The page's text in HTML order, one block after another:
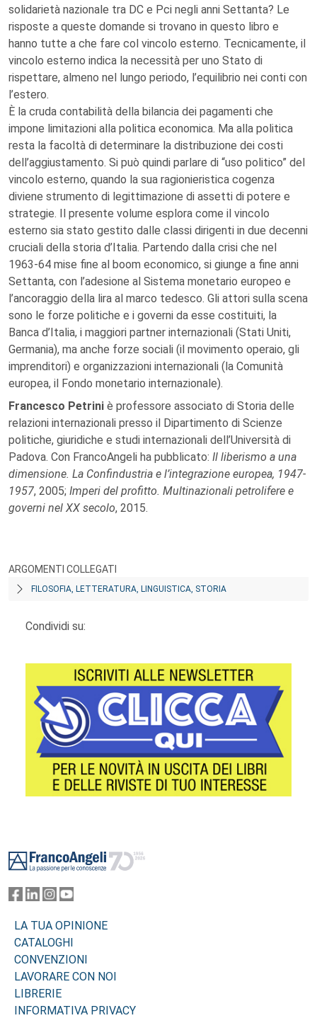
solidarietà nazionale tra DC e Pci negli anni Settanta? Le
risposte a queste domande si trovano in questo libro e
hanno tutte a che fare col vincolo esterno. Tecnicamente, il
vincolo esterno indica la necessità per uno Stato di
rispettare, almeno nel lungo periodo, l’equilibrio nei conti con
l’estero.
È la cruda contabilità della bilancia dei pagamenti che
impone limitazioni alla politica economica. Ma alla politica
resta la facoltà di determinare la distribuzione dei costi
dell’aggiustamento. Si può quindi parlare di “uso politico” del
vincolo esterno, quando la sua ragionieristica cogenza
diviene strumento di legittimazione di assetti di potere e
strategie. Il presente volume esplora come il vincolo
esterno sia stato gestito dalle classi dirigenti in due decenni
cruciali della storia d’Italia. Partendo dalla crisi che nel
1963-64 mise fine al boom economico, si giunge a fine anni
Settanta, con l’adesione al Sistema monetario europeo e
l’ancoraggio della lira al marco tedesco. Gli attori sulla scena
sono le forze politiche e i governi da esse costituiti, la
Banca d’Italia, i maggiori partner internazionali (Stati Uniti,
Germania), ma anche forze sociali (il movimento operaio, gli
imprenditori) e organizzazioni internazionali (la Comunità
europea, il Fondo monetario internazionale).
Francesco Petrini è professore associato di Storia delle
relazioni internazionali presso il Dipartimento di Scienze
politiche, giuridiche e studi internazionali dell’Università di
Padova. Con FrancoAngeli ha pubblicato: Il liberismo a una
dimensione. La Confindustria e l’integrazione europea, 1947-
1957, 2005; Imperi del profitto. Multinazionali petrolifere e
governi nel XX secolo, 2015.
ARGOMENTI COLLEGATI
FILOSOFIA, LETTERATURA, LINGUISTICA, STORIA
Condividi su:
LA TUA OPINIONE
CATALOGHI
CONVENZIONI
LAVORARE CON NOI
LIBRERIE
INFORMATIVA PRIVACY